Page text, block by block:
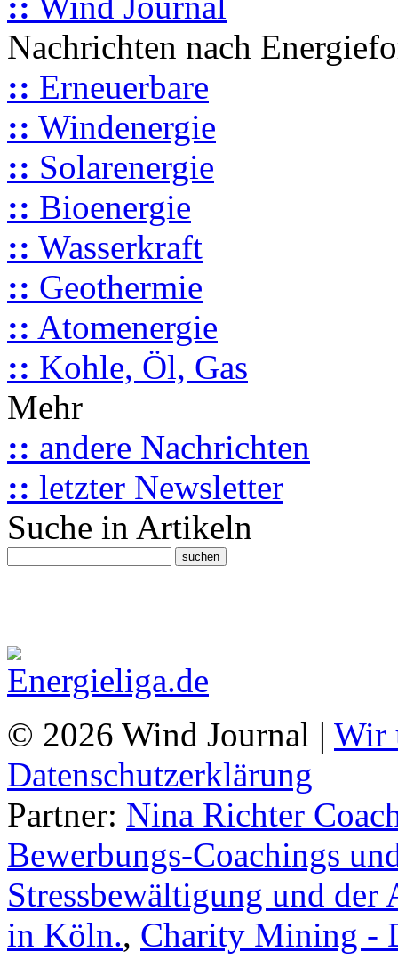
Nachrichten nach
:: Erneuerbare
:: Windenergie
:: Solarenergie
:: Bioenergie
:: Wasserkraft
:: Geothermie
:: Atomenergie
:: Kohle, Öl, Gas
Mehr
:: andere Nachrichten
:: letzter Newsletter
Suche in Artikeln
© 2026 Wind Journal | Wir
Datenschutzerklärung
Partner: Nina Richter
Bewerbungs-Coachings
Stressbewältigung und
in Köln., Charity Mining -